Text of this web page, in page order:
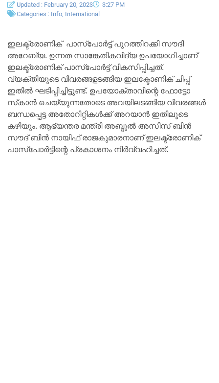
Updated : February 20, 2023
3:27 PM
Categories : Info International
ഇലക്ട്രോണിക് പാസ്‌പോർട്ട് പുറത്തിറക്കി സൗദി
അറേബ്യ. ഉന്നത സാങ്കേതികവിദ്യ ഉപയോഗിച്ചാണ്
ഇലക്ട്രോണിക് പാസ്‌പോർട്ട് വികസിപ്പിച്ചത്.
വ്യക്തിയുടെ വിവരങ്ങളടങ്ങിയ ഇലക്ടോണിക് ചിപ്പ്
ഇതിൽ ഘടിപ്പിച്ചിട്ടുണ്ട്. ഉപയോക്താവിന്റെ ഫോട്ടോ
സ്‌കാൻ ചെയ്യുന്നതോടെ അവയിലടങ്ങിയ വിവരങ്ങൾ
ബന്ധപ്പെട്ട അതോറിറ്റികൾക്ക് അറയാൻ ഇതിലൂടെ
കഴിയും. ആഭ്യന്തര മന്ത്രി അബ്ദുൽ അസീസ് ബിൻ
സൗദ് ബിൻ നായിഫ് രാജകുമാരനാണ് ഇലക്ട്രോണിക്
പാസ്‌പോർട്ടിന്റെ പ്രകാശനം നിർവ്വഹിച്ചത്.